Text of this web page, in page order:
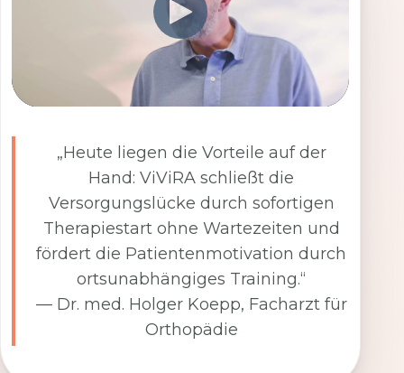
„Heute liegen die Vorteile auf der
Hand: ViViRA schließt die
Versorgungslücke durch sofortigen
Therapiestart ohne Wartezeiten und
fördert die Patientenmotivation durch
ortsunabhängiges Training.“
— Dr. med. Holger Koepp, Facharzt für
Orthopädie